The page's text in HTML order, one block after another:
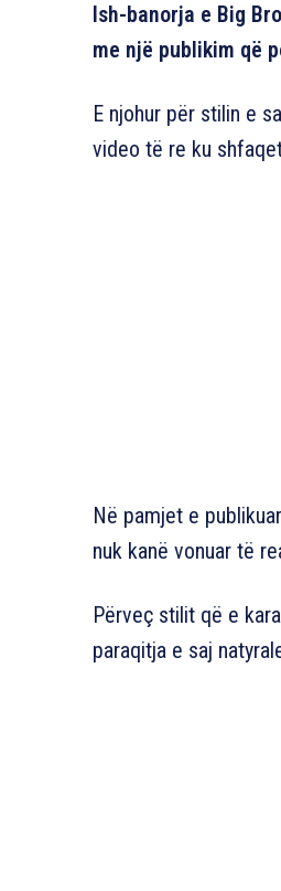
Ish-banorja e Big
me një publikim që
E njohur për stilin e
video të re ku
Në pamjet e
nuk kanë vonuar të
Përveç stilit që e
paraqitja e saj